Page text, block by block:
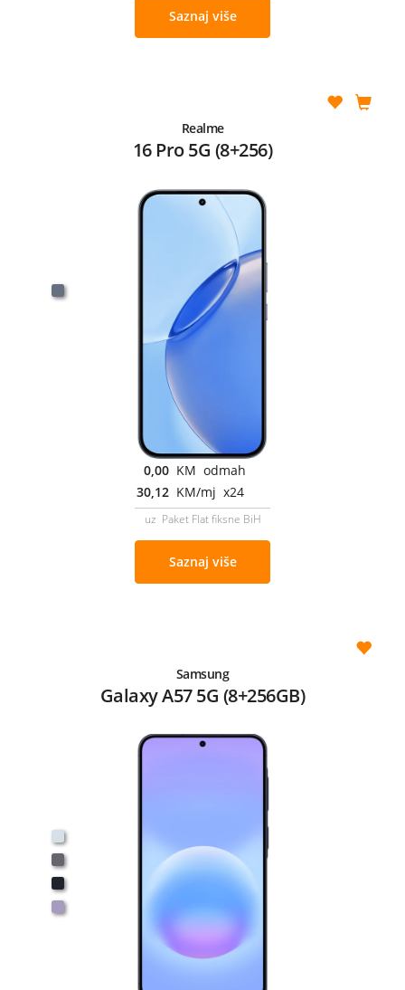
Saznaj više
Realme
16 Pro 5G (8+256)
0,00 KM odmah
30,12 KM/mj x24
uz Paket Flat fiksne BiH
Saznaj više
Samsung
Galaxy A57 5G (8+256GB)